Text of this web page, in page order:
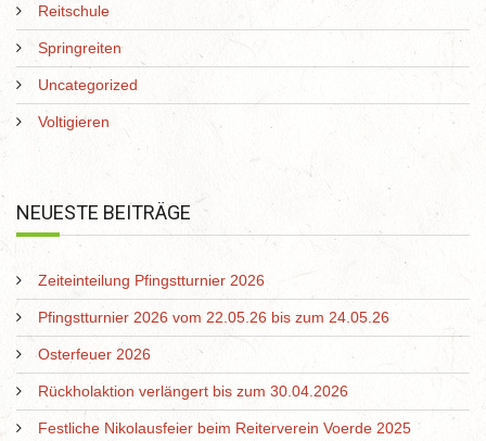
Reitschule
Springreiten
Uncategorized
Voltigieren
NEUESTE BEITRÄGE
Zeiteinteilung Pfingstturnier 2026
Pfingstturnier 2026 vom 22.05.26 bis zum 24.05.26
Osterfeuer 2026
Rückholaktion verlängert bis zum 30.04.2026
Festliche Nikolausfeier beim Reiterverein Voerde 2025